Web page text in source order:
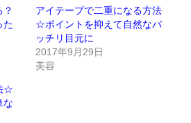
た
アイテープで二重になる方法
☆ポイントを抑えて自然なパ
ッチリ目元に
2017年9月29日
美容
☆
な